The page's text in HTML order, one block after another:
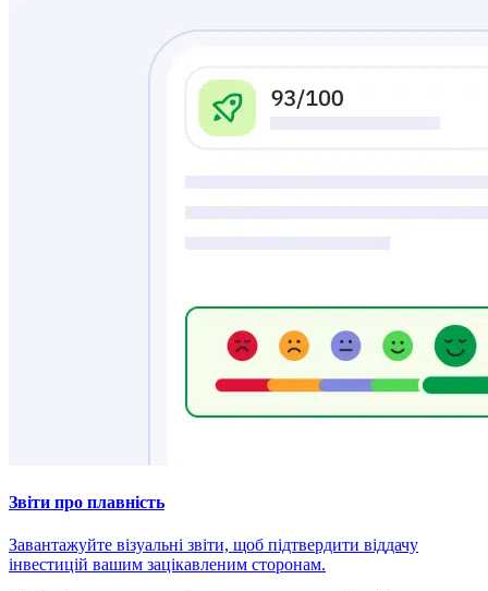
Звіти про плавність
Завантажуйте візуальні звіти, щоб підтвердити віддачу
інвестицій вашим зацікавленим сторонам.